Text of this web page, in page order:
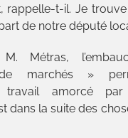
rappelle-t-il. Je trouve
de notre député
Métras,
marchés »
amorcé par
dans la suite des